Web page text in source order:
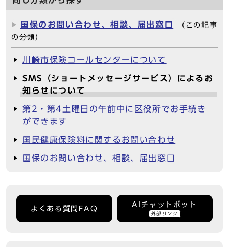
国保のお問い合わせ、相談、届出窓口
（この記事
の分類）
川崎市保険コールセンターについて
SMS（ショートメッセージサービス）によるお
知らせについて
第2・第4土曜日の午前中に区役所でお手続き
ができます
国民健康保険料に関するお問い合わせ
国保のお問い合わせ、相談、届出窓口
よくある質問FAQ
AIチャットボット
外部リンク